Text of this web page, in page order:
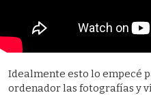
Idealmente esto lo empecé
ordenador las fotografías y